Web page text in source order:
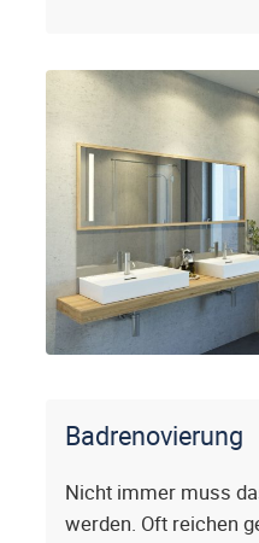
Badrenovierung
Nicht immer muss
werden. Oft reichen